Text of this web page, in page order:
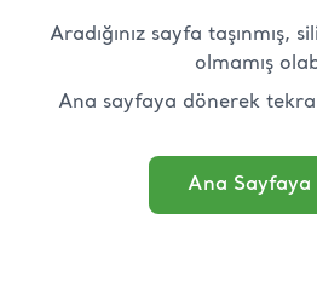
Aradığınız sayfa taşınmış,
olmamış
Ana sayfaya dönerek
Ana Sayfaya